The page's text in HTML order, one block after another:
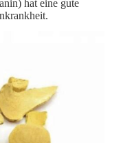
hat eine gute